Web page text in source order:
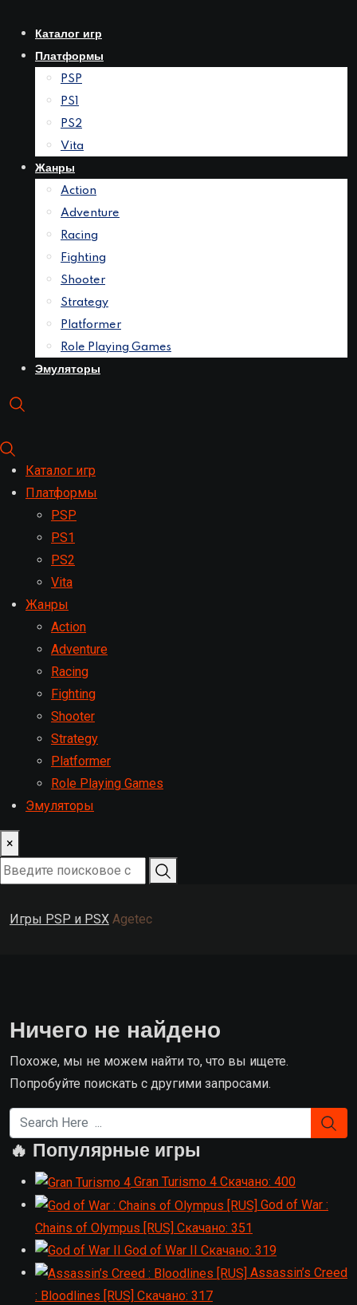
контенту
Каталог игр
Платформы
PSP
PS1
PS2
Vita
Жанры
Action
Adventure
Racing
Fighting
Shooter
Strategy
Platformer
Role Playing Games
Эмуляторы
Каталог игр
Платформы
PSP
PS1
PS2
Vita
Жанры
Action
Adventure
Racing
Fighting
Shooter
Strategy
Platformer
Role Playing Games
Эмуляторы
×
Игры PSP и PSX Agetec
Ничего не найдено
Похоже, мы не можем найти то, что вы ищете.
Попробуйте поискать с другими запросами.
🔥 Популярные игры
Gran Turismo 4 Скачано: 400
God of War :
Chains of Olympus [RUS] Скачано: 351
God of War II Скачано: 319
Assassin’s Creed
: Bloodlines [RUS] Скачано: 317